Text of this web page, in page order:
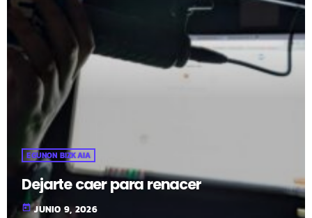
EGUNON BIZKAIA
Dejarte caer para renacer
today JUNIO 9, 2026